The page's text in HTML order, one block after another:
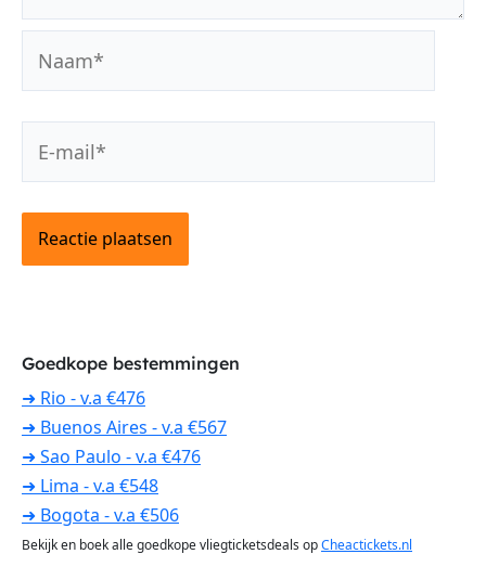
Goedkope bestemmingen
➜ Rio - v.a €476
➜ Buenos Aires - v.a €567
➜ Sao Paulo - v.a €476
➜ Lima - v.a €548
➜ Bogota - v.a €506
Bekijk en boek alle goedkope vliegticketsdeals opCheactickets.nl
mail*